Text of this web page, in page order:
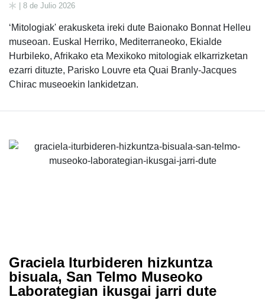
| 8 de Julio 2026
‘Mitologiak' erakusketa ireki dute Baionako Bonnat Helleu
museoan. Euskal Herriko, Mediterraneoko, Ekialde
Hurbileko, Afrikako eta Mexikoko mitologiak elkarrizketan
ezarri dituzte, Parisko Louvre eta Quai Branly-Jacques
Chirac museoekin lankidetzan.
Graciela Iturbideren hizkuntza
bisuala, San Telmo Museoko
Laborategian ikusgai jarri dute